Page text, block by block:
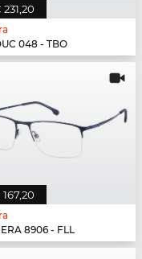
048 - TBO
8906 - FLL